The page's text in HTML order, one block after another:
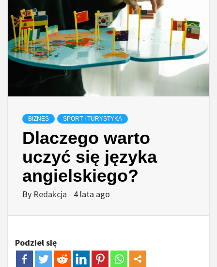
BIZNES SPORT I TURYSTYKA
Dlaczego warto
uczyć się języka
angielskiego?
By Redakcja 4 lata ago
Podziel się